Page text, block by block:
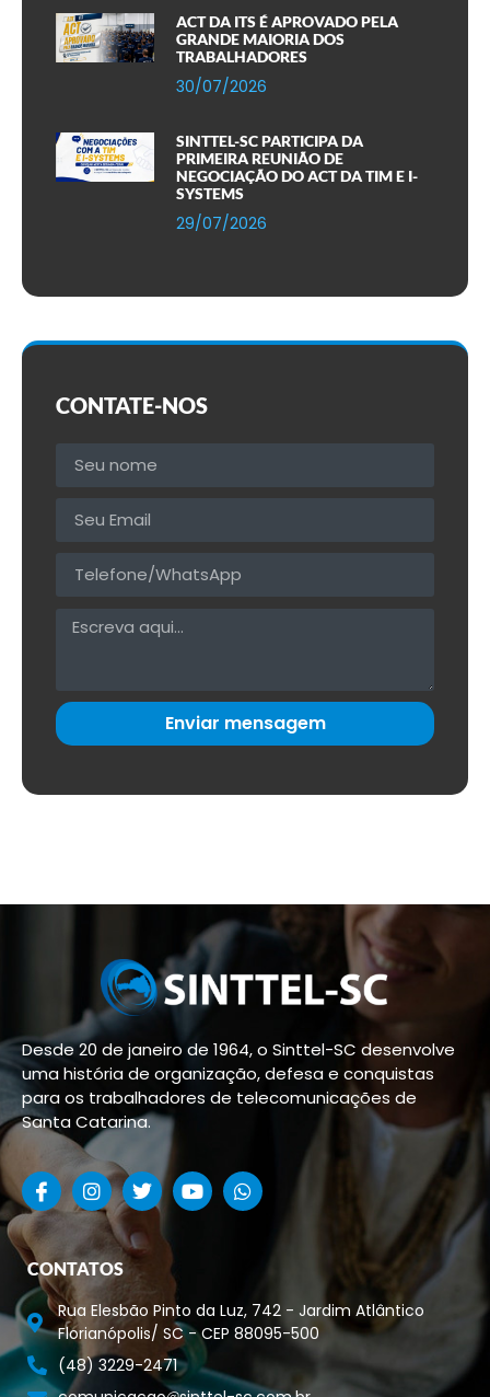
ACT DA ITS É APROVADO PELA
GRANDE MAIORIA DOS
TRABALHADORES
30/07/2026
SINTTEL-SC PARTICIPA DA
PRIMEIRA REUNIÃO DE
NEGOCIAÇÃO DO ACT DA TIM E I-
SYSTEMS
29/07/2026
CONTATE-NOS
Enviar mensagem
Desde 20 de janeiro de 1964, o Sinttel-SC desenvolve
uma história de organização, defesa e conquistas
para os trabalhadores de telecomunicações de
Santa Catarina.
CONTATOS
Rua Elesbão Pinto da Luz, 742 - Jardim Atlântico
Florianópolis/ SC - CEP 88095-500
(48) 3229-2471